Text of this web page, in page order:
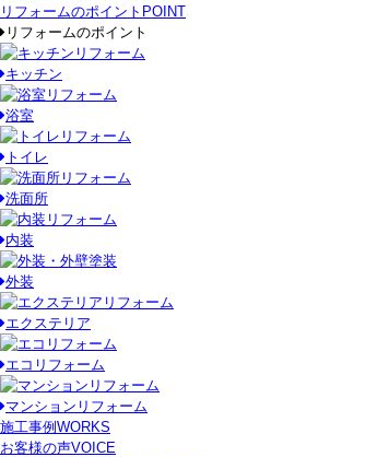
リフォームのポイント POINT
リフォームのポイント
キッチン
浴室
トイレ
洗面所
内装
外装
エクステリア
エコリフォーム
マンションリフォーム
施工事例 WORKS
お客様の声VOICE